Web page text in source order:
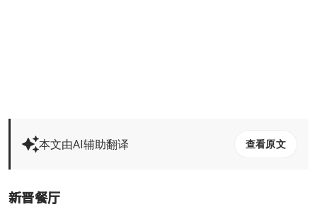
本文由AI辅助翻译 查看原文
新晋餐厅